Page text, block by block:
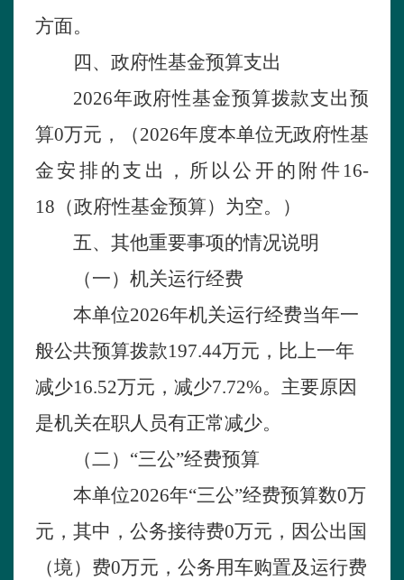
方面。
四、政府性基金预算支出
2026年政府性基金预算拨款支出预
算0万元，（2026年度本单位无政府性基
金安排的支出，所以公开的附件16-
18（政府性基金预算）为空。）
五、其他重要事项的情况说明
（一）机关运行经费
本单位2026年机关运行经费当年一
般公共预算拨款197.44万元，比上一年
减少16.52万元， 减少7.72%。主要原因
是机关在职人员有正常减少。
（二） “三公”经费预算
本单位2026年“三公”经费预算数0万
元，其中，公务接待费0万元，因公出国
（境）费0万元，公务用车购置及运行费